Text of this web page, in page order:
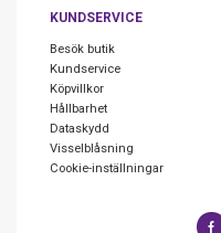
KUNDSERVICE
Besök butik
Kundservice
Köpvillkor
Hållbarhet
Dataskydd
Visselblåsning
Cookie-inställningar